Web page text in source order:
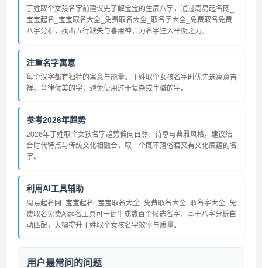
丁姓取个女孩名字前建议先了解宝宝的生辰八字，通过周易起名网_
宝宝起名_宝宝取名大全_免费取名大全_取名字大全_免费取名免费
八字分析，找出五行缺失与喜用神，为名字注入平衡之力。
注重名字寓意
每个汉字都有独特的寓意与能量。丁姓取个女孩名字时优先选寓意吉
祥、音律优美的字，避免使用过于复杂或生僻的字。
参考2026年趋势
2026年丁姓取个女孩名字趋势偏向自然、诗意与典雅风格，建议结
合时代特点与传统文化相融合，取一个既不落俗套又有文化底蕴的名
字。
利用AI工具辅助
周易起名网_宝宝起名_宝宝取名大全_免费取名大全_取名字大全_免
费取名免费AI起名工具可一键生成数百个候选名字，基于八字分析自
动匹配，大幅提升丁姓取个女孩名字效率与质量。
用户最常问的问题